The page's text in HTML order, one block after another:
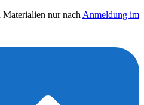
nur nach Anmeldung im